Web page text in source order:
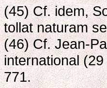
(45) Cf. idem,
tollat naturam
(46) Cf. Jean-
international
771.